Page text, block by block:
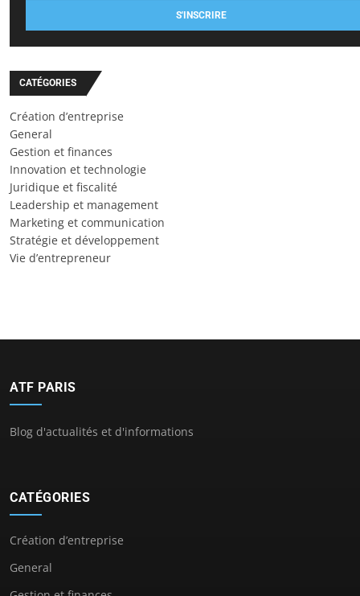
S'INSCRIRE
CATÉGORIES
Création d’entreprise
General
Gestion et finances
Innovation et technologie
Juridique et fiscalité
Leadership et management
Marketing et communication
Stratégie et développement
Vie d’entrepreneur
ATF PARIS
Blog d'actualités et d'informations
CATÉGORIES
Création d’entreprise
General